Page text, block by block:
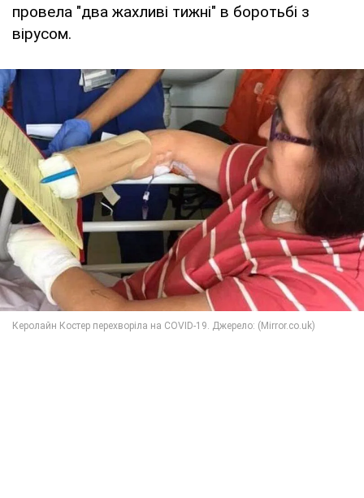
провела "два жахливі тижні" в боротьбі з
вірусом.